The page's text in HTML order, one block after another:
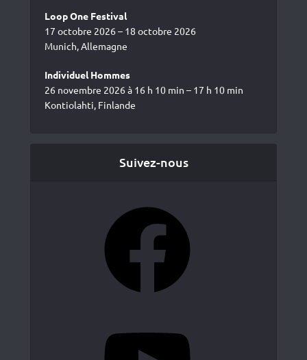
Loop One Festival
17 octobre 2026 – 18 octobre 2026
Munich, Allemagne
Individuel Hommes
26 novembre 2026 à 16 h 10 min – 17 h 10 min
Kontiolahti, Finlande
Suivez-nous